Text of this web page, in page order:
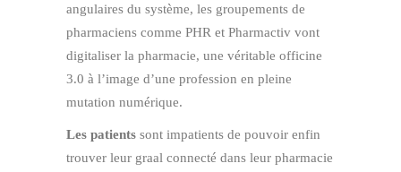
angulaires du système, les groupements de
pharmaciens comme PHR et Pharmactiv vont
digitaliser la pharmacie, une véritable officine
3.0 à l’image d’une profession en pleine
mutation numérique.
Les patients sont impatients de pouvoir enfin
trouver leur graal connecté dans leur pharmacie